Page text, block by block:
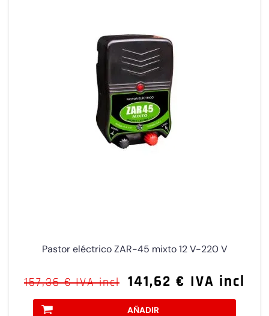
Pastor eléctrico ZAR-45 mixto 12 V-220 V
157,36 € IVA incl 141,62 € IVA incl
AÑADIR